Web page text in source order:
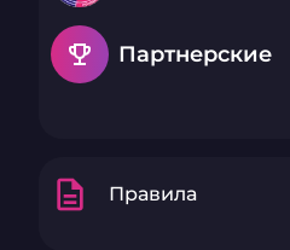
emoji_events Партнерские
description Правила